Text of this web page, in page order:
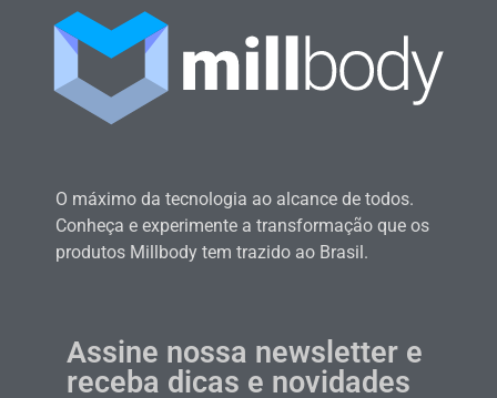
O máximo da tecnologia ao alcance de todos.
Conheça e experimente a transformação que os
produtos Millbody tem trazido ao Brasil.
Assine nossa newsletter e
receba dicas e novidades